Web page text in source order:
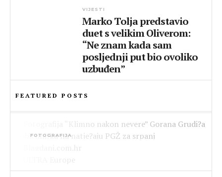
VIJESTI
Marko Tolja predstavio
duet s velikim Oliverom:
“Ne znam kada sam
posljednji put bio ovoliko
uzbuđen”
FEATURED POSTS
FOTOGRAFIJA
Fotografija “Klimno nakon nevere” Gorana
srpanj
Pokrenut portal Blagdani.com.hr –